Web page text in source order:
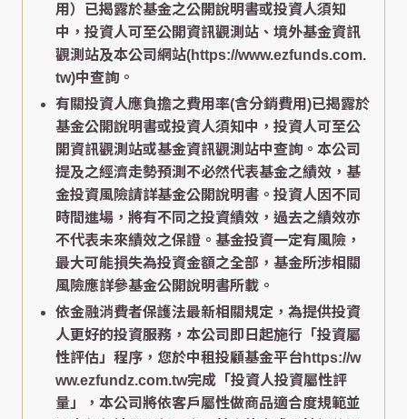
用）已揭露於基金之公開說明書或投資人須知
中，投資人可至公開資訊觀測站、境外基金資訊
觀測站及本公司網站(https://www.ezfunds.com.
tw)中查詢。
有關投資人應負擔之費用率(含分銷費用)已揭露於
基金公開說明書或投資人須知中，投資人可至公
開資訊觀測站或基金資訊觀測站中查詢。本公司
提及之經濟走勢預測不必然代表基金之績效，基
金投資風險請詳基金公開說明書。投資人因不同
時間進場，將有不同之投資績效，過去之績效亦
不代表未來績效之保證。基金投資一定有風險，
最大可能損失為投資金額之全部，基金所涉相關
風險應詳參基金公開說明書所載。
依金融消費者保護法最新相關規定，為提供投資
人更好的投資服務，本公司即日起施行「投資屬
性評估」程序，您於中租投顧基金平台https://w
ww.ezfundz.com.tw完成「投資人投資屬性評
量」，本公司將依客戶屬性做商品適合度規範並